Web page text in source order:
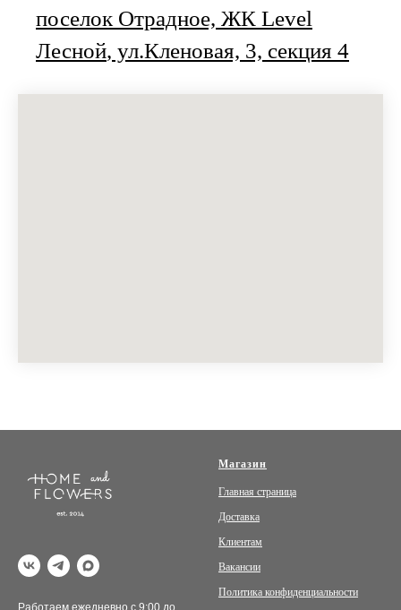
поселок Отрадное, ЖК Level
Лесной, ул.Кленовая, 3, секция 4
Работаем ежедневно с 9:00 до
Магазин
Главная страница
Доставка
Клиентам
Вакансии
Политика конфиденциальности